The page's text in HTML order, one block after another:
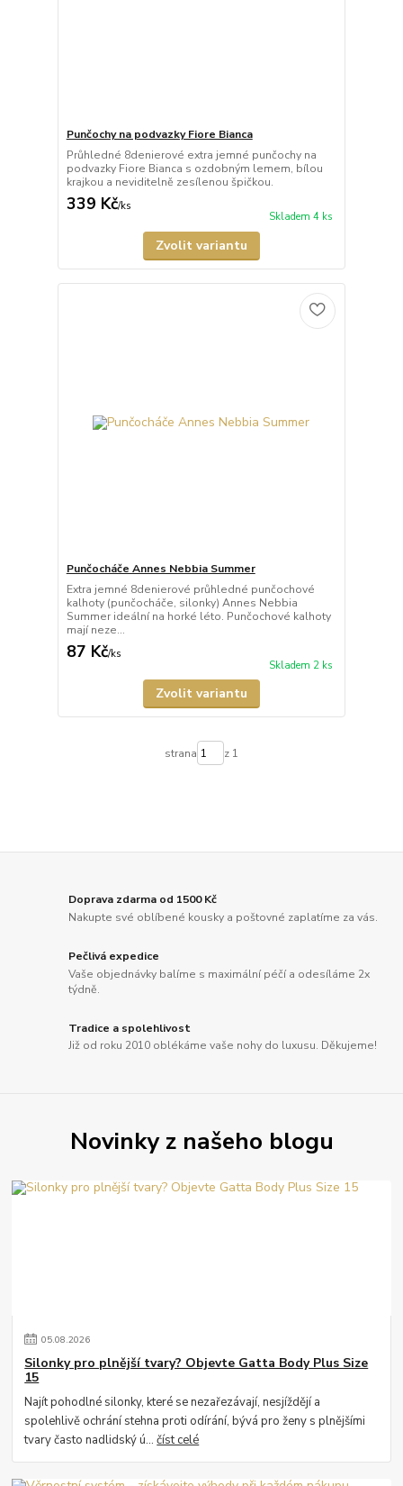
Punčochy na podvazky Fiore Bianca
Průhledné 8denierové extra jemné punčochy na
podvazky Fiore Bianca s ozdobným lemem, bílou
krajkou a neviditelně zesílenou špičkou.
339 Kč/ks
Skladem 4 ks
Zvolit variantu
Punčocháče Annes Nebbia Summer
Extra jemné 8denierové průhledné punčochové
kalhoty (punčocháče, silonky) Annes Nebbia
Summer ideální na horké léto. Punčochové kalhoty
mají neze...
87 Kč/ks
Skladem 2 ks
Zvolit variantu
strana z 1
Doprava zdarma od 1500 Kč
Nakupte své oblíbené kousky a poštovné zaplatíme za vás.
Pečlivá expedice
Vaše objednávky balíme s maximální péčí a odesíláme 2x
týdně.
Tradice a spolehlivost
Již od roku 2010 oblékáme vaše nohy do luxusu. Děkujeme!
Novinky z našeho blogu
05.08.2026
Silonky pro plnější tvary? Objevte Gatta Body Plus Size
15
Najít pohodlné silonky, které se nezařezávají, nesjíždějí a
spolehlivě ochrání stehna proti odírání, bývá pro ženy s plnějšími
tvary často nadlidský ú...číst celé